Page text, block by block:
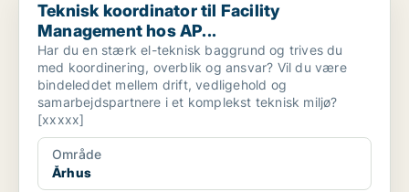
Teknisk koordinator til Facility
Management hos AP...
Har du en stærk el-teknisk baggrund og trives du
med koordinering, overblik og ansvar? Vil du være
bindeleddet mellem drift, vedligehold og
samarbejdspartnere i et komplekst teknisk miljø?
[xxxxx]
Område
Århus